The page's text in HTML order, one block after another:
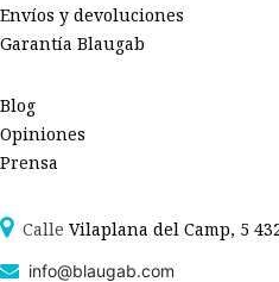
Envíos y devoluciones
Garantía Blaugab
Blog
Opiniones
Prensa
Calle Vilaplana del Camp, 5
info@blaugab.com